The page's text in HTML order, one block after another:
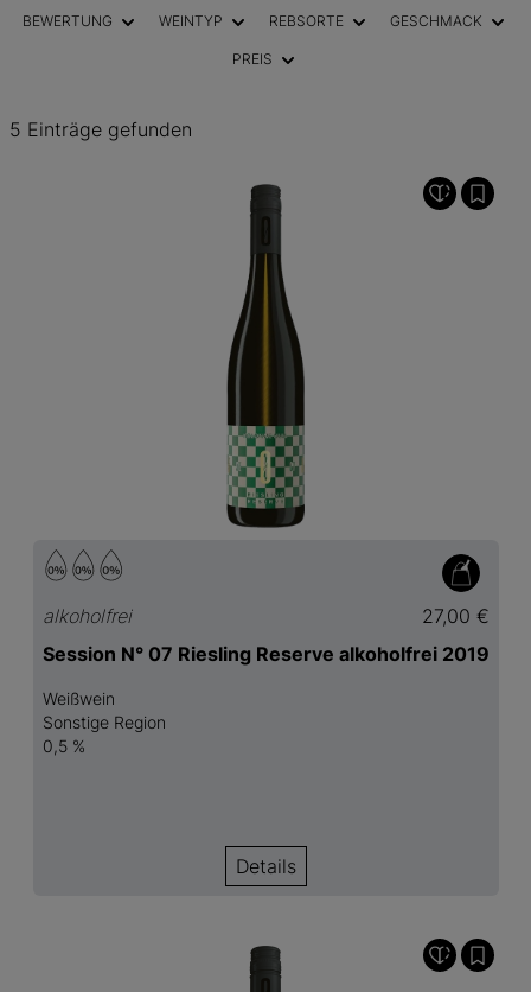
BEWERTUNG WEINTYP REBSORTE GESCHMACK
PREIS
5 Einträge gefunden
alkoholfrei
27,00 €
Session N° 07 Riesling Reserve alkoholfrei 2019
Weißwein
Sonstige Region
0,5 %
Details